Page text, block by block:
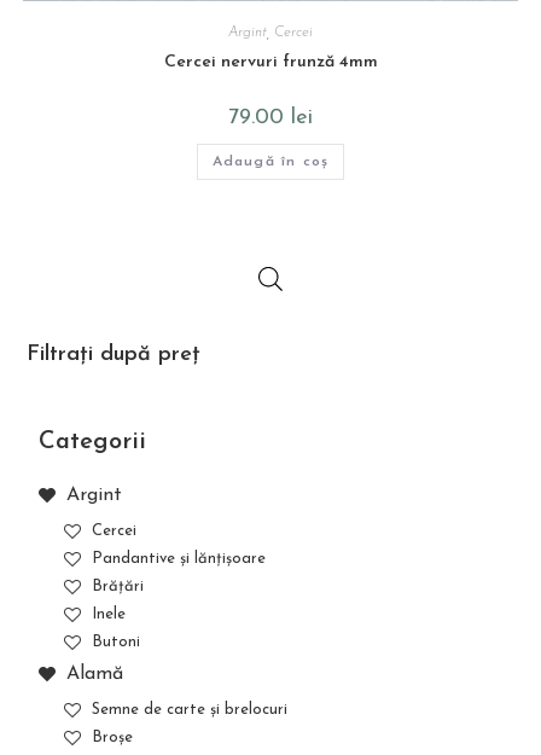
Argint Cercei
Cercei nervuri frunză 4mm
79.00 lei
Adaugă în coș
Filtrați după preț
Categorii
Argint
Cercei
Pandantive și lănțișoare
Brățări
Inele
Butoni
Alamă
Semne de carte și brelocuri
Broșe